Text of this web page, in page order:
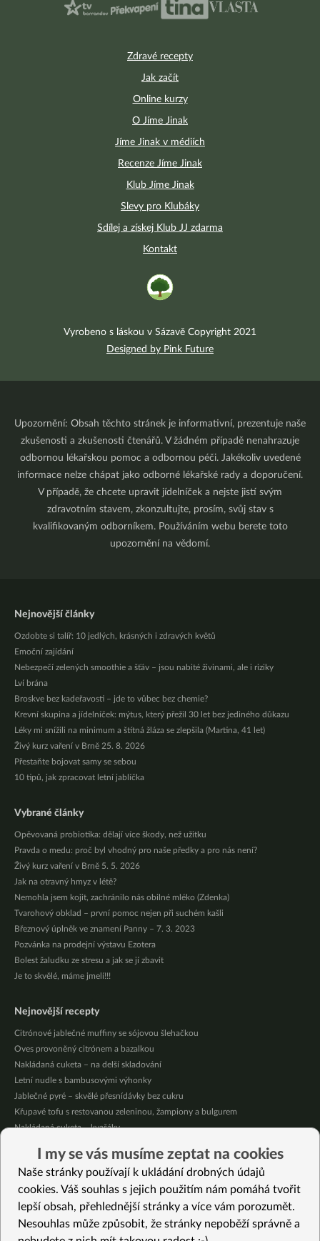
Zdravé recepty
Jak začít
Online kurzy
O Jíme Jinak
Jíme Jinak v médiích
Recenze Jíme Jinak
Klub Jíme Jinak
Slevy pro Klubáky
Sdílej a získej Klub JJ zdarma
Kontakt
Vyrobeno s láskou v Sázavě Copyright 2021
Designed by Pink Future
Upozornění: Obsah těchto stránek je informativní, prezentuje naše
zkušenosti a zkušenosti čtenářů. V žádném případě nenahrazuje
odbornou lékařskou pomoc a odbornou péči. Jakékoliv uvedené
informace nelze chápat jako odborné lékařské rady a doporučení.
V případě, že chcete upravit jídelníček a nejste jistí svým
zdravotním stavem, zkonzultujte, prosím, svůj stav s
kvalifikovaným odborníkem. Používáním webu berete toto
upozornění na vědomí.
Nejnovější články
Ozdobte si talíř: 10 jedlých, krásných i zdravých květů
Emoční zajídání
Nebezpečí zelených smoothie a šťáv – jsou nabité živinami, ale i riziky
Lví brána
Broskve bez kadeřavosti – jde to vůbec bez chemie?
Krevní skupina a jídelníček: mýtus, který přežil 30 let bez jediného důkazu
Léky mi snížili na minimum a štítná žláza se zlepšila (Martina, 41 let)
Živý kurz vaření v Brně 25. 8. 2026
Přestaňte bojovat samy se sebou
10 tipů, jak zpracovat letní jablíčka
Vybrané články
Opěvovaná probiotika: dělají více škody, než užitku
Pravda o medu: proč byl vhodný pro naše předky a pro nás není?
Živý kurz vaření v Brně 5. 5. 2026
Jak na otravný hmyz v létě?
Nemohla jsem kojit, zachránilo nás obilné mléko (Zdenka)
Tvarohový obklad – první pomoc nejen při suchém kašli
Březnový úplněk ve znamení Panny – 7. 3. 2023
Pozvánka na prodejní výstavu Ezotera
Bolest žaludku ze stresu a jak se jí zbavit
Je to skvělé, máme jmelí!!!
Nejnovější recepty
Citrónové jablečné muffiny se sójovou šlehačkou
Oves provoněný citrónem a bazalkou
Nakládaná cuketa – na delší skladování
Letní nudle s bambusovými výhonky
Jablečné pyré – skvělé přesnídávky bez cukru
Křupavé tofu s restovanou zeleninou, žampiony a bulgurem
Nakládaná cuketa – kvašáky
Osvěžující kuskus
Osvěžující čaj s citronovými bylinkami
Vybrané recepty
4 recepty na domácí přírodní potravinová barviva
I my se vás musíme zeptat na cookies
Naše stránky používají k ukládání drobných údajů
cookies. Váš souhlas s jejich použitím nám pomáhá tvořit
lepší obsah, přehlednější stránky a více vám porozumět.
Nesouhlas může způsobit, že stránky nepoběží správně a